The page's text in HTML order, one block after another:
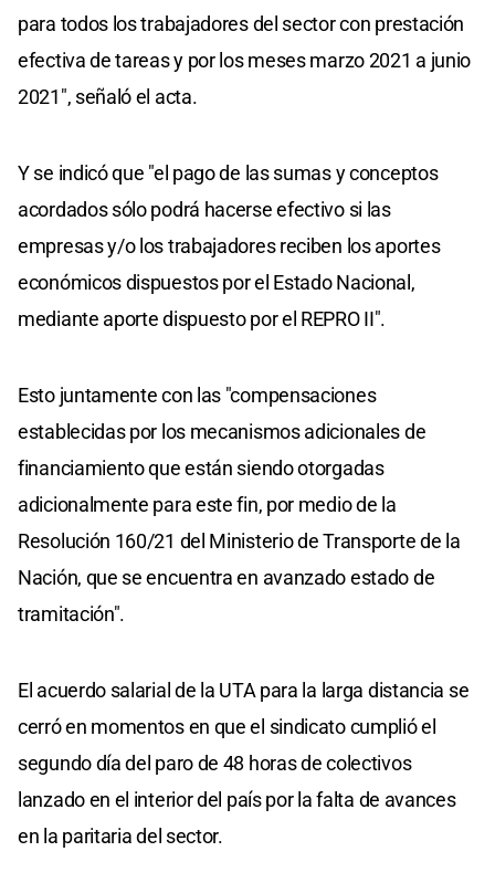
para todos los trabajadores del sector con prestación
efectiva de tareas y por los meses marzo 2021 a junio
2021", señaló el acta.
Y se indicó que "el pago de las sumas y conceptos
acordados sólo podrá hacerse efectivo si las
empresas y/o los trabajadores reciben los aportes
económicos dispuestos por el Estado Nacional,
mediante aporte dispuesto por el REPRO II".
Esto juntamente con las "compensaciones
establecidas por los mecanismos adicionales de
financiamiento que están siendo otorgadas
adicionalmente para este fin, por medio de la
Resolución 160/21 del Ministerio de Transporte de la
Nación, que se encuentra en avanzado estado de
tramitación".
El acuerdo salarial de la UTA para la larga distancia se
cerró en momentos en que el sindicato cumplió el
segundo día del paro de 48 horas de colectivos
lanzado en el interior del país por la falta de avances
en la paritaria del sector.